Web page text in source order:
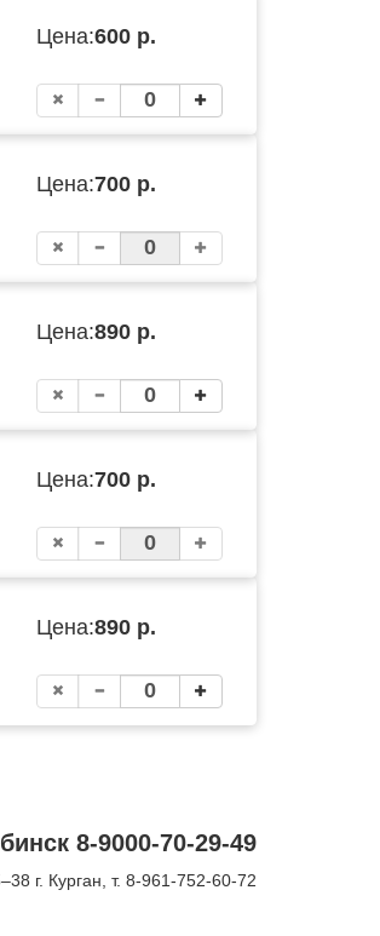
Цена:600 р.
Цена:700 р.
Цена:890 р.
Цена:700 р.
Цена:890 р.
8-9000-70-29-49
г. Курган, т. 8-961-752-60-72